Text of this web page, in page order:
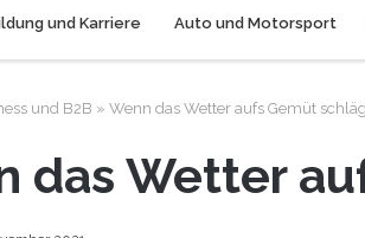
und Karriere Auto und Motorsport
und B2B » Wenn das Wetter aufs Gemüt
das Wetter